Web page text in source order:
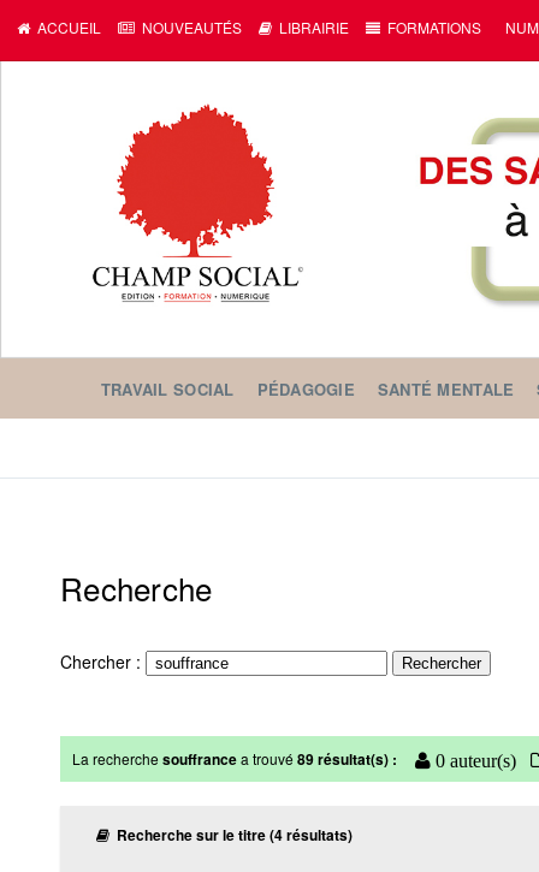
ACCUEIL NOUVEAUTÉS LIBRAIRIE FORMATIONS
TRAVAIL SOCIAL PÉDAGOGIE SANTÉ MENTALE
Recherche
Chercher :
La recherchesouffrancea trouvé89 résultat(s) : 0 auteur(s)
Recherche sur le titre (4 résultats)